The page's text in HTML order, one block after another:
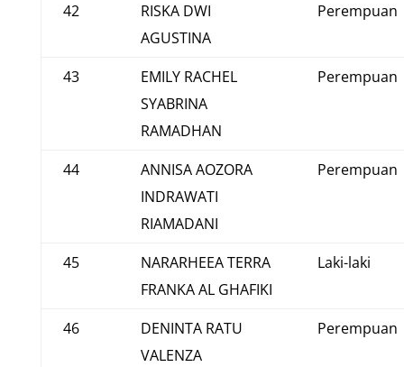
42
RISKA DWI
AGUSTINA
Perempuan
43
EMILY RACHEL
SYABRINA
RAMADHAN
Perempuan
44
ANNISA AOZORA
INDRAWATI
RIAMADANI
Perempuan
45
NARARHEEA TERRA
FRANKA AL GHAFIKI
Laki-laki
46
DENINTA RATU
VALENZA
Perempuan